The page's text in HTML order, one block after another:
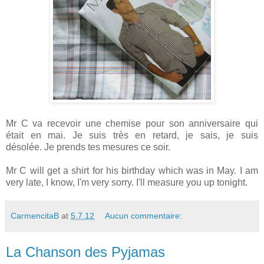
Mr C va recevoir une chemise pour son anniversaire qui
était en mai. Je suis très en retard, je sais, je suis
désolée. Je prends tes mesures ce soir.
Mr C will get a shirt for his birthday which was in May. I am
very late, I know, I'm very sorry. I'll measure you up tonight.
CarmencitaB at 5.7.12 Aucun commentaire:
La Chanson des Pyjamas